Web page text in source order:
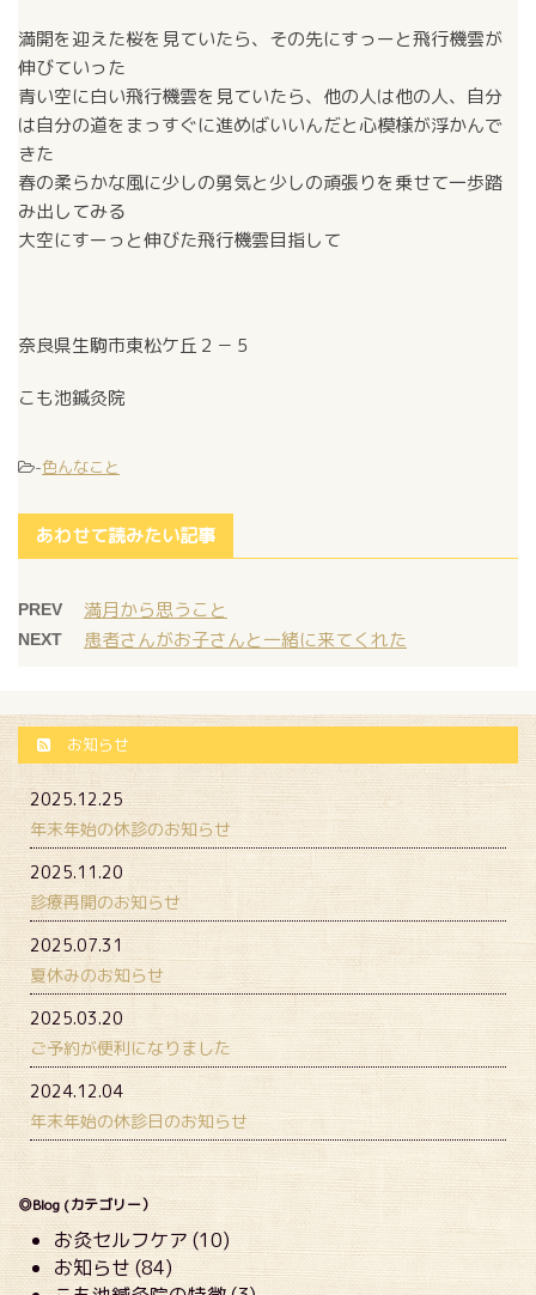
満開を迎えた桜を見ていたら、その先にすっーと飛行機雲が
伸びていった
青い空に白い飛行機雲を見ていたら、他の人は他の人、自分
は自分の道をまっすぐに進めばいいんだと心模様が浮かんで
きた
春の柔らかな風に少しの勇気と少しの頑張りを乗せて一歩踏
み出してみる
大空にすーっと伸びた飛行機雲目指して
奈良県生駒市東松ケ丘２－５
こも池鍼灸院
-色んなこと
あわせて読みたい記事
PREV 満月から思うこと
NEXT 患者さんがお子さんと一緒に来てくれた
お知らせ
2025.12.25
年末年始の休診のお知らせ
2025.11.20
診療再開のお知らせ
2025.07.31
夏休みのお知らせ
2025.03.20
ご予約が便利になりました
2024.12.04
年末年始の休診日のお知らせ
◎Blog (カテゴリー）
お灸セルフケア (10)
お知らせ (84)